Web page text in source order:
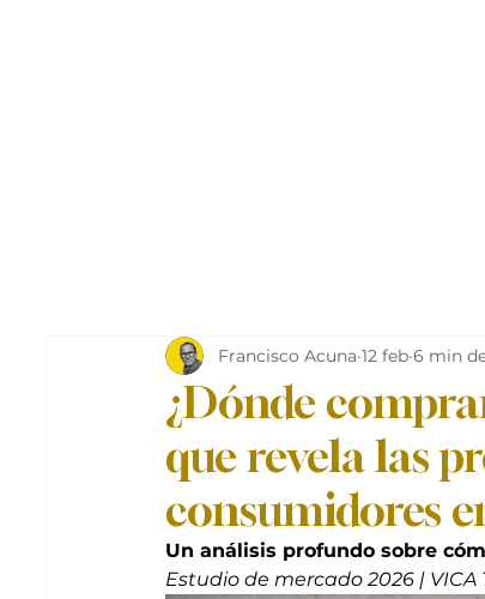
¿Dónde
que revela las
consumidores
Francisco Acuna 12 feb 6 min
Un análisis profundo sobre
Estudio de mercado 2026 | VICA